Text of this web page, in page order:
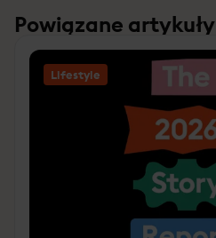
Powiązane artykuły
Lifestyle